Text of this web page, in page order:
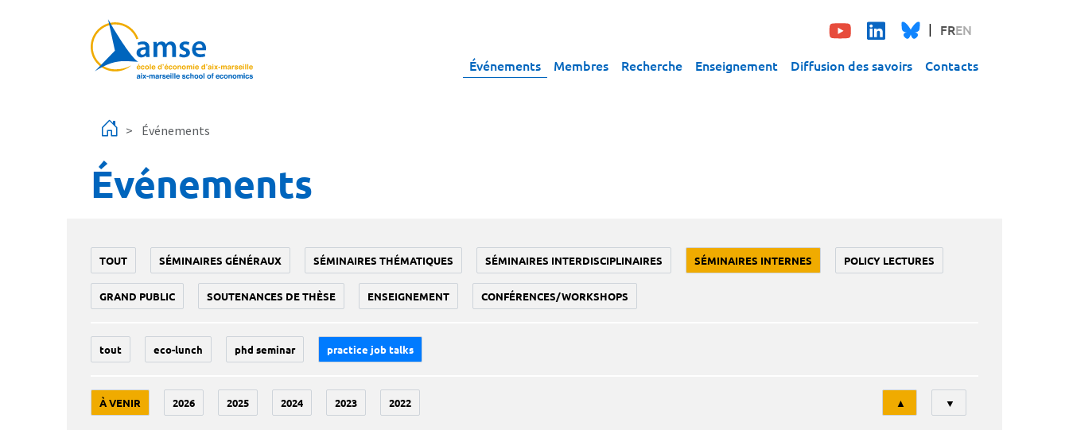
FREN
Événements Membres Recherche Enseignement Diffusion des savoirs Contacts
Événements
Événements
TOUT SÉMINAIRES GÉNÉRAUX SÉMINAIRES THÉMATIQUES SÉMINAIRES INTERDISCIPLINAIRES SÉMINAIRES INTERNES POLICY LECTURES
GRAND PUBLIC SOUTENANCES DE THÈSE ENSEIGNEMENT CONFÉRENCES/WORKSHOPS
tout eco-lunch phd seminar practice job talks
À VENIR 2026 2025 2024 2023 2022
Tri
▲ ▼